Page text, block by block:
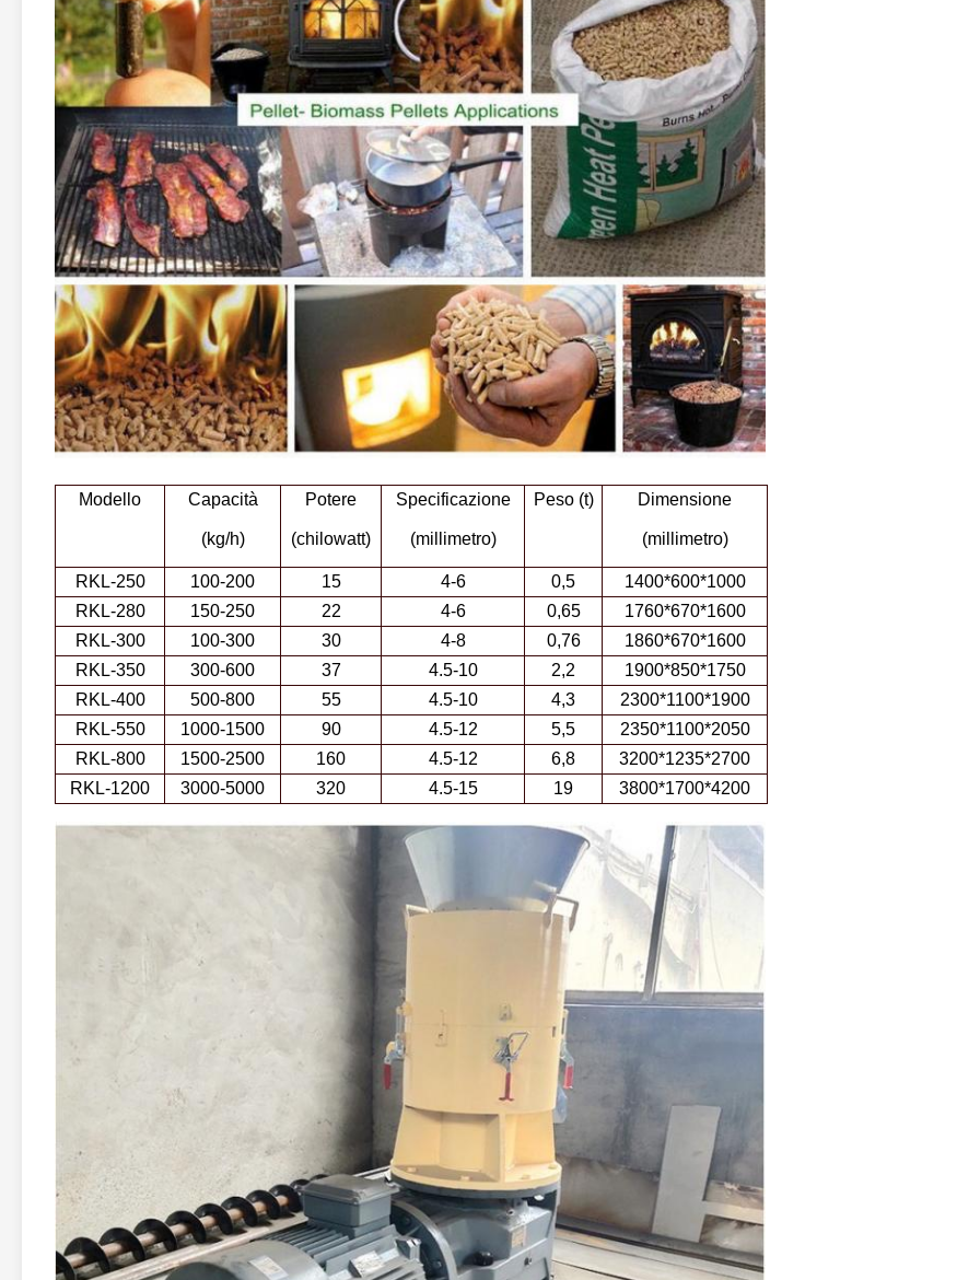
Modello Capacità
(kg/h)
Potere
(chilowatt)
Specificazione
(millimetro)
Peso (t) Dimensione
(millimetro)
RKL-250 100-200 15 4-6 0,5
1400*600*1000
RKL-280
150-250 22 4-6 0,65
1760*670*1600
RKL-300
100-300 30 4-8 0,76
1860*670*1600
RKL-350
300-600 37 4.5-10 2,2
1900*850*1750
RKL-400
500-800 55 4.5-10 4,3
2300*1100*1900
RKL-550
1000-1500 90 4.5-12 5,5
2350*1100*2050
RKL-800
1500-2500 160 4.5-12 6,8
3200*1235*2700
RKL-1200
3000-5000 320 4.5-15 19 3800*1700*4200